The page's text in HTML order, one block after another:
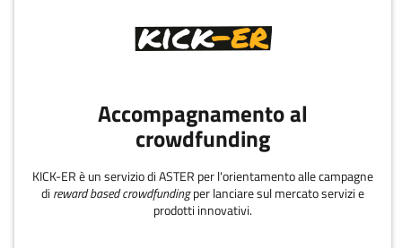
Accompagnamento al
crowdfunding
KICK-ER è un servizio di ASTER per l'orientamento alle campagne
di reward based crowdfundingper lanciare sul mercato servizi e
prodotti innovativi.